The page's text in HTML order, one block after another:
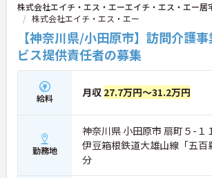
株式会社のグループ企業として、全国でホスピ
宅の展開と普及を牽引するリーディングカンパニ
です。強固な経営基盤を背景に、定年65歳・以
歳までの再雇用制度（1年更新）、退職金制度、
児費補助制度など、ライフステージの変化や加齢
応じた福利厚生が網羅されています。
＜最新設備の導入による、介護スタッフの身体負
軽減の徹底＞
らず屈曲の必要がない「シャワー・ミスト浴槽
寝たきりの方でもゆっくり昇降できる「エレー
ター浴槽」、座位が保持できる方向けの「リフト
株式会社エイチ・エス・エーエイチ・エス・エー居
株式会社エイチ・エス・エー
【神奈川県/小田原市】訪問介護
ビス提供責任者の募集
給料 月収 27.7万円～31.2万円
勤務地
神奈川県 小田原市 扇町５-１
伊豆箱根鉄道大雄山線「五百
分